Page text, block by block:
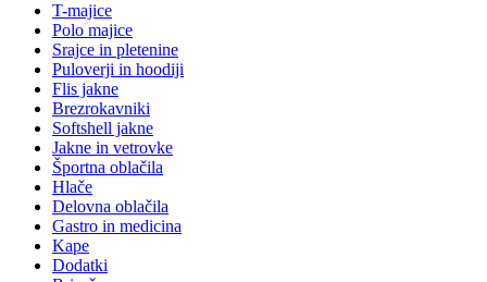
T-majice
Polo majice
Srajce in pletenine
Puloverji in hoodiji
Flis jakne
Brezrokavniki
Softshell jakne
Jakne in vetrovke
Športna oblačila
Hlače
Delovna oblačila
Gastro in medicina
Kape
Dodatki